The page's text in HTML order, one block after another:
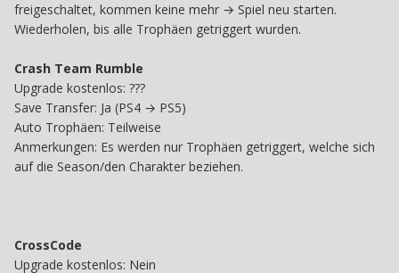
freigeschaltet, kommen keine mehr → Spiel neu starten.
Wiederholen, bis alle Trophäen getriggert wurden.
Crash Team Rumble
Upgrade kostenlos: ???
Save Transfer: Ja (PS4 → PS5)
Auto Trophäen: Teilweise
Anmerkungen: Es werden nur Trophäen getriggert, welche sich
auf die Season/den Charakter beziehen.
CrossCode
Upgrade kostenlos: Nein